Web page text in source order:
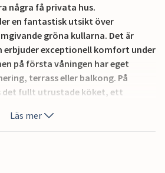
några få privata hus.
en fantastisk utsikt över
gröna kullarna. Det är
erbjuder exceptionell komfort under
på första våningen har eget
terrass eller balkong. På
det fullt utrustade köket, ett
dina barn kan spela fotboll på
semesterhuset. Detta
och byggts om helt enligt
Läs mer